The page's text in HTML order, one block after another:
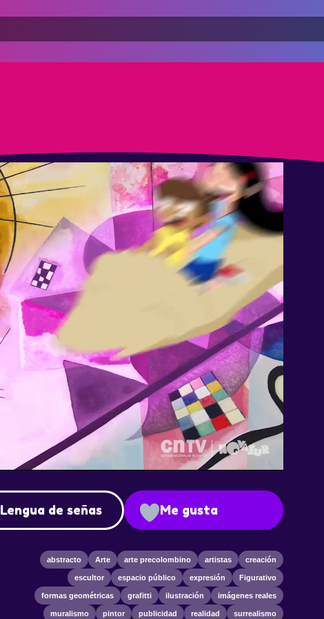
Lengua de señas Me gusta
abstracto Arte arte precolombino artistas creación
escultor espacio público expresión Figurativo
formas geométricas grafitti ilustración imágenes reales
muralismo pintor publicidad realidad surrealismo